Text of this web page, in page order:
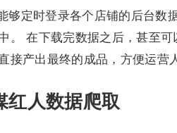
够定时登录各个店铺的后台数
。 在下载完数据之后，甚至
接产出最终的成品，方便运营
红人数据爬取